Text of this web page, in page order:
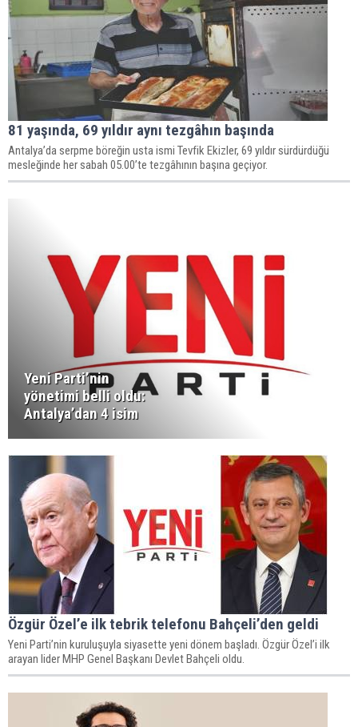
81 yaşında, 69 yıldır aynı tezgâhın başında
Antalya’da serpme böreğin usta ismi Tevfik Ekizler, 69 yıldır sürdürdüğü
mesleğinde her sabah 05.00’te tezgâhının başına geçiyor.
Yeni Parti’nin
yönetimi belli oldu:
Antalya’dan 4 isim
Özgür Özel’e ilk tebrik telefonu Bahçeli’den geldi
Yeni Parti’nin kuruluşuyla siyasette yeni dönem başladı. Özgür Özel’i ilk
arayan lider MHP Genel Başkanı Devlet Bahçeli oldu.